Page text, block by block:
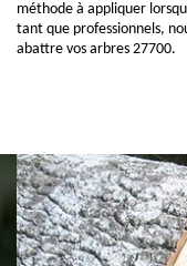
méthode à appliquer
tant que professionnels,
abattre vos arbres 27700.